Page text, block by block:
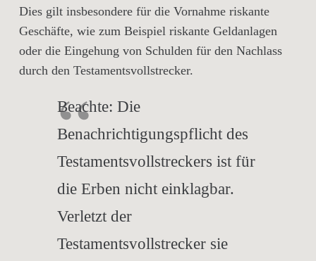
Dies gilt insbesondere für die Vornahme riskante
Geschäfte, wie zum Beispiel riskante Geldanlagen
oder die Eingehung von Schulden für den Nachlass
durch den Testamentsvollstrecker.
Beachte: Die
Benachrichtigungspflicht des
Testamentsvollstreckers ist für
die Erben nicht einklagbar.
Verletzt der
Testamentsvollstrecker sie